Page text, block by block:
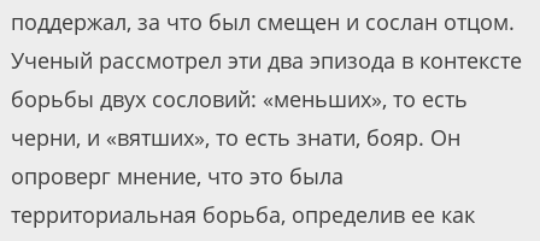
поддержал, за что был смещен и сослан отцом.
Ученый рассмотрел эти два эпизода в контексте
борьбы двух сословий: «меньших», то есть
черни, и «вятших», то есть знати, бояр. Он
опроверг мнение, что это была
территориальная борьба, определив ее как